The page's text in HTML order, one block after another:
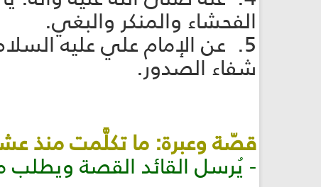
الفحشاء والمنكر والبغي.
5. عن الإمام علي عليه
شفاء الصدور.
قصّة وعبرة: ما تكلَّمت منذ
- يُرسل القائد القصة ويطلب